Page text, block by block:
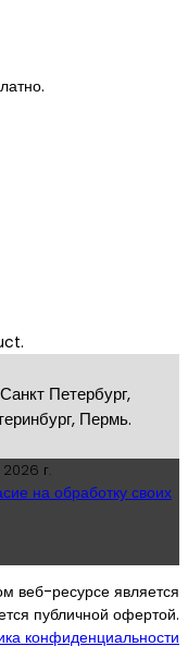
Петербург,
Пермь.
2026 г.
на обработку своих
веб-ресурсе является
публичной офертой.
конфиденциальности